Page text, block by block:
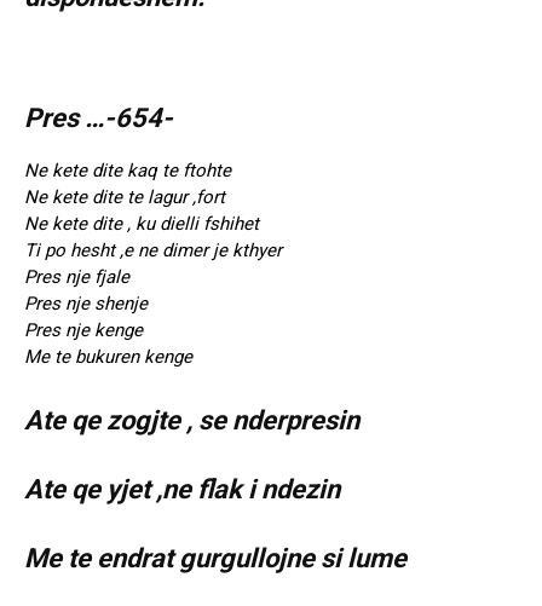
Pres …-654-
Ne kete dite kaq te ftohte
Ne kete dite te lagur ,fort
Ne kete dite , ku dielli fshihet
Ti po hesht ,e ne dimer je kthyer
Pres nje fjale
Pres nje shenje
Pres nje kenge
Me te bukuren kenge
Ate qe zogjte , se nderpresin
Ate qe yjet ,ne flak i ndezin
Me te endrat gurgullojne si lume